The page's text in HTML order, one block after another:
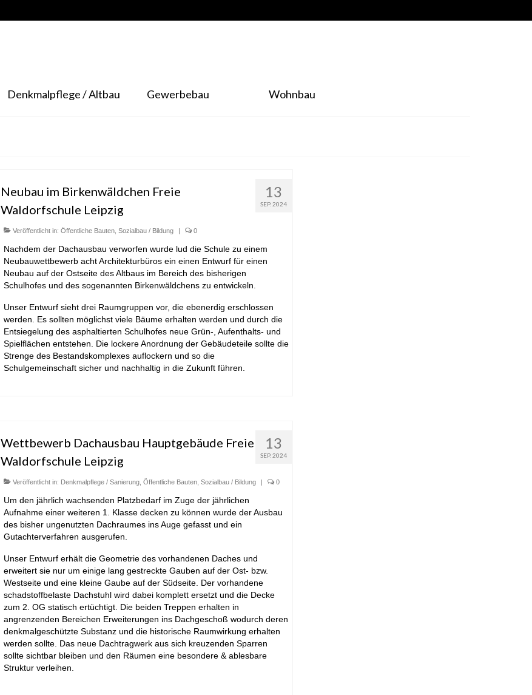
Denkmalpflege / Altbau Gewerbebau Wohnbau
13
SEP. 2024
Neubau im Birkenwäldchen Freie
Waldorfschule Leipzig
Veröffentlicht in: Öffentliche Bauten, Sozialbau / Bildung | 0
Nachdem der Dachausbau verworfen wurde lud die Schule zu einem
Neubauwettbewerb acht Architekturbüros ein einen Entwurf für einen
Neubau auf der Ostseite des Altbaus im Bereich des bisherigen
Schulhofes und des sogenannten Birkenwäldchens zu entwickeln.
Unser Entwurf sieht drei Raumgruppen vor, die ebenerdig erschlossen
werden. Es sollten möglichst viele Bäume erhalten werden und durch die
Entsiegelung des asphaltierten Schulhofes neue Grün-, Aufenthalts- und
Spielflächen entstehen. Die lockere Anordnung der Gebäudeteile sollte die
Strenge des Bestandskomplexes auflockern und so die
Schulgemeinschaft sicher und nachhaltig in die Zukunft führen.
13
SEP. 2024
Wettbewerb Dachausbau Hauptgebäude Freie
Waldorfschule Leipzig
Veröffentlicht in: Denkmalpflege / Sanierung, Öffentliche Bauten, Sozialbau / Bildung | 0
Um den jährlich wachsenden Platzbedarf im Zuge der jährlichen
Aufnahme einer weiteren 1. Klasse decken zu können wurde der Ausbau
des bisher ungenutzten Dachraumes ins Auge gefasst und ein
Gutachterverfahren ausgerufen.
Unser Entwurf erhält die Geometrie des vorhandenen Daches und
erweitert sie nur um einige lang gestreckte Gauben auf der Ost- bzw.
Westseite und eine kleine Gaube auf der Südseite. Der vorhandene
schadstoffbelaste Dachstuhl wird dabei komplett ersetzt und die Decke
zum 2. OG statisch ertüchtigt. Die beiden Treppen erhalten in
angrenzenden Bereichen Erweiterungen ins Dachgeschoß wodurch deren
denkmalgeschützte Substanz und die historische Raumwirkung erhalten
werden sollte. Das neue Dachtragwerk aus sich kreuzenden Sparren
sollte sichtbar bleiben und den Räumen eine besondere & ablesbare
Struktur verleihen.